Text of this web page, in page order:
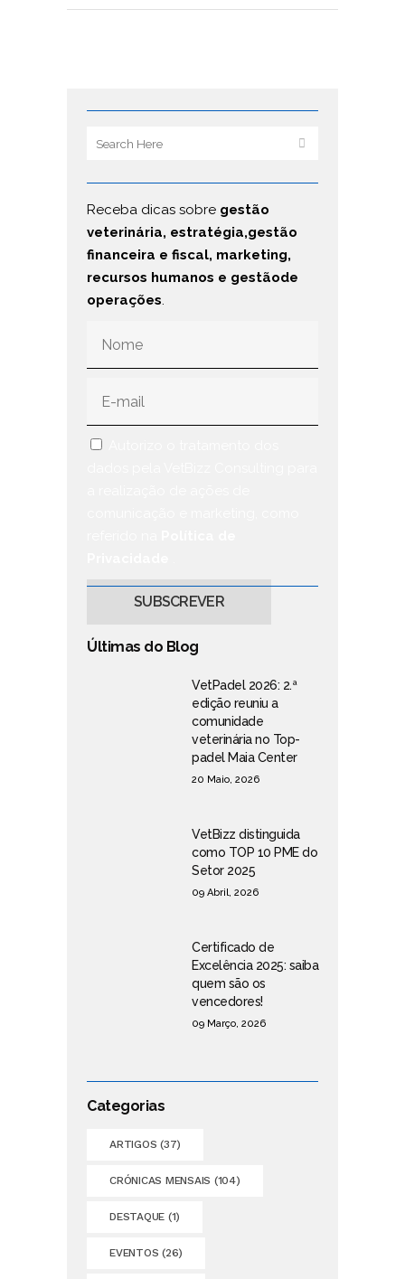
Receba dicas sobre gestão
veterinária, estratégia,gestão
financeira e fiscal, marketing,
recursos humanos e gestãode
operações.
Últimas do Blog
VetPadel 2026: 2.ª
edição reuniu a
comunidade
veterinária no Top-
padel Maia Center
20 Maio, 2026
VetBizz distinguida
como TOP 10 PME do
Setor 2025
09 Abril, 2026
Certificado de
Excelência 2025: saiba
quem são os
vencedores!
09 Março, 2026
Categorias
ARTIGOS (37)
CRÓNICAS MENSAIS (104)
DESTAQUE (1)
EVENTOS (26)